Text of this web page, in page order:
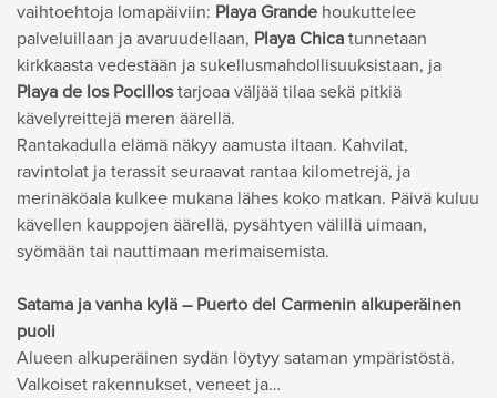
vaihtoehtoja lomapäiviin: Playa Grande houkuttelee
palveluillaan ja avaruudellaan, Playa Chica tunnetaan
kirkkaasta vedestään ja sukellusmahdollisuuksistaan, ja
Playa de los Pocillostarjoaa väljää tilaa sekä pitkiä
kävelyreittejä meren äärellä.
Rantakadulla elämä näkyy aamusta iltaan. Kahvilat,
ravintolat ja terassit seuraavat rantaa kilometrejä, ja
merinäköala kulkee mukana lähes koko matkan. Päivä kuluu
kävellen kauppojen äärellä, pysähtyen välillä uimaan,
syömään tai nauttimaan merimaisemista.
Satama ja vanha kylä – Puerto del Carmenin alkuperäinen
puoli
Alueen alkuperäinen sydän löytyy sataman ympäristöstä.
Valkoiset rakennukset, veneet ja…